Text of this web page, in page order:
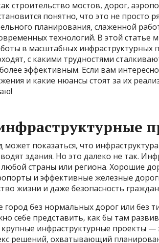
строительство мостов, дорог,
понятно, что это не просто
планирования, слаженной
технологий. В этой статье
в масштабных инфраструктурных
с какими трудностями
эффективным. Если вам
и какие нюансы стоят за их
может показаться, что
здания. Но это далеко не так.
любой страны или региона. Хорошие
и эффективные железные
жизни и даже безопасность
город без нормальных дорог или без
себе представить, как бы там
инфраструктурные проекты —
решений, охватывающий